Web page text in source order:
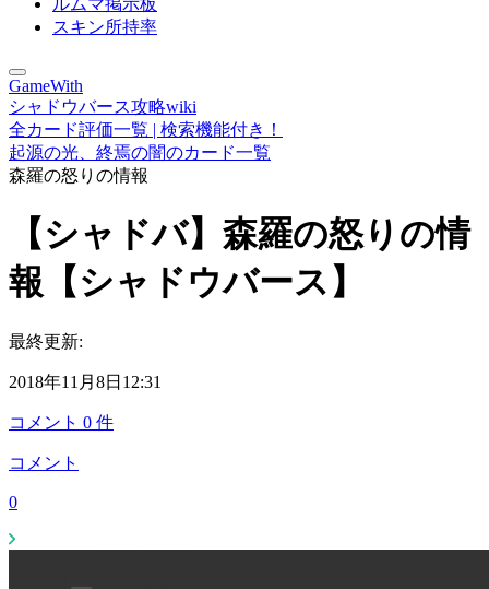
ルムマ掲示板
スキン所持率
GameWith
シャドウバース攻略wiki
全カード評価一覧 | 検索機能付き！
起源の光、終焉の闇のカード一覧
森羅の怒りの情報
【シャドバ】森羅の怒りの情
報【シャドウバース】
最終更新:
2018年11月8日12:31
コメント 0 件
コメント
0